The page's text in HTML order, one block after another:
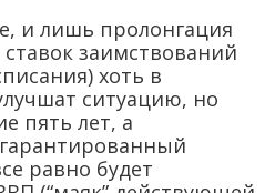
и лишь пролонгация
заимствований
хоть в
ситуацию, но
пять лет, а
равно будет